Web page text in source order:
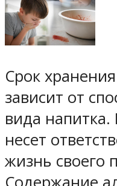
Срок
зависит от
вида
несет
жизнь своего